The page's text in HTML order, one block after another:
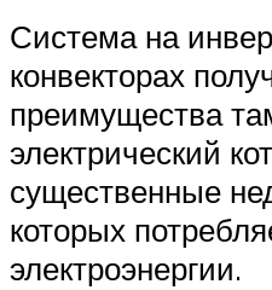
Система на
конвекторах
преимущества
электрический
существенные
которых
электроэнергии.